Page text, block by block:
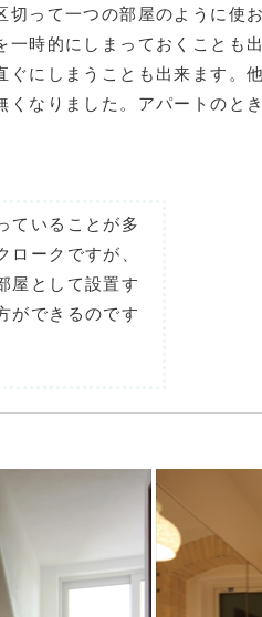
切って一つの部屋のように使
一時的にしまっておくことも
ぐにしまうことも出来ます。
くなりました。アパートのと
ていることが多
ロークですが、
屋として設置す
ができるのです